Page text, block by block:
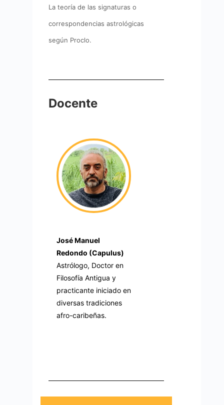
La teoría de las signaturas o
correspondencias astrológicas
según Proclo.
Docente
José Manuel
Redondo (Capulus)
Astrólogo, Doctor en
Filosofía Antigua y
practicante iniciado en
diversas tradiciones
afro-caribeñas.